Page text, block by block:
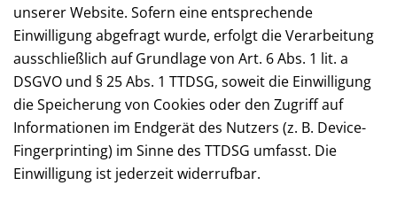
unserer Website. Sofern eine entsprechende
Einwilligung abgefragt wurde, erfolgt die Verarbeitung
ausschließlich auf Grundlage von Art. 6 Abs. 1 lit. a
DSGVO und § 25 Abs. 1 TTDSG, soweit die Einwilligung
die Speicherung von Cookies oder den Zugriff auf
Informationen im Endgerät des Nutzers (z. B. Device-
Fingerprinting) im Sinne des TTDSG umfasst. Die
Einwilligung ist jederzeit widerrufbar.